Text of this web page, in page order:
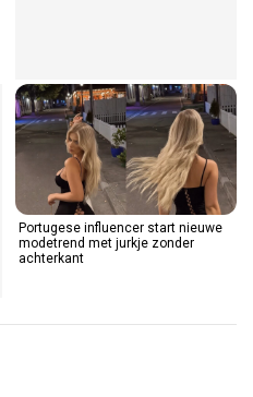
Portugese influencer start nieuwe
modetrend met jurkje zonder
achterkant